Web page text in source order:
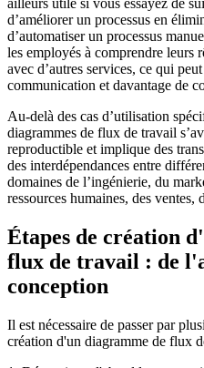
ailleurs utile si vous essayez de
d’améliorer un processus en
d’automatiser un processus
les employés à comprendre leurs
avec d’autres services, ce qui
communication et davantage de
Au-delà des cas d’utilisation
diagrammes de flux de travail
reproductible et implique des
des interdépendances entre
domaines de l’ingénierie, du
ressources humaines, des ventes,
Étapes de création
flux de travail : de
conception
Il est nécessaire de passer par
création d'un diagramme de flux